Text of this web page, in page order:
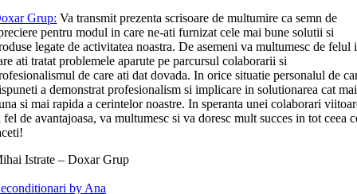
Grup: Va transmit prezenta scrisoare de multumire ca semn de
pentru modul in care ne-ati furnizat cele mai bune solutii si
legate de activitatea noastra. De asemeni va multumesc de felul
ati tratat problemele aparute pe parcursul colaborarii si
de care ati dat dovada. In orice situatie personalul de
a demonstrat profesionalism si implicare in solutionarea cat mai
si mai rapida a cerintelor noastre. In speranta unei colaborari
fel de avantajoasa, va multumesc si va doresc mult succes in tot ceea
Istrate – Doxar Grup
by Ana